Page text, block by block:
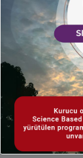
Latest
EFRAG
Ne
İklim
SBTi V2.0
Ulusal Yeşil
Yayınlandı: